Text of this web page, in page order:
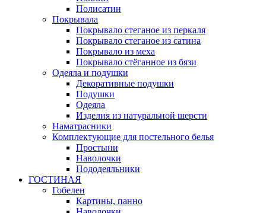
Полисатин
Покрывала
Покрывало стеганое из перкаля
Покрывало стеганое из сатина
Покрывало из меха
Покрывало стёганное из бязи
Одеяла и подушки
Декоративные подушки
Подушки
Одеяла
Изделия из натуральной шерсти
Наматраcники
Комплектующие для постельного белья
Простыни
Наволочки
Пододеяльники
ГОСТИНАЯ
Гобелен
Картины, панно